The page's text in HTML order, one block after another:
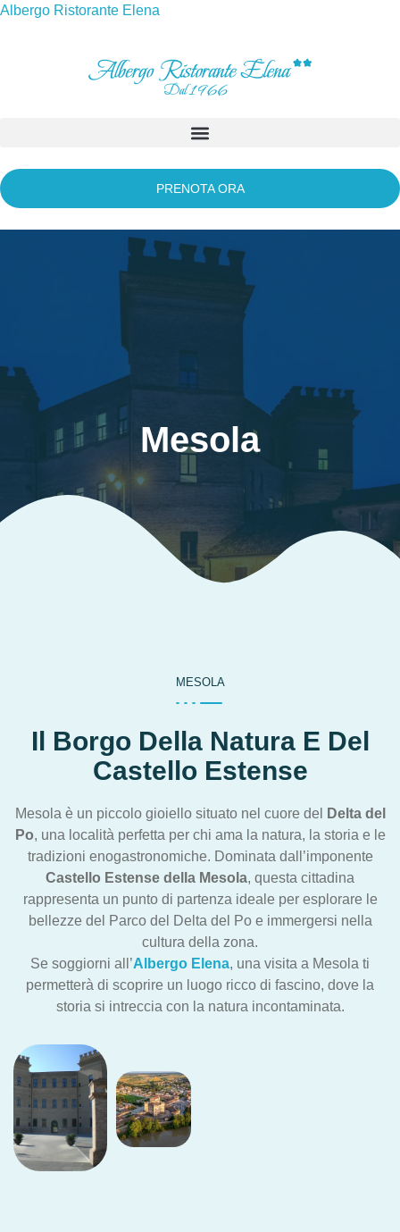
Albergo Ristorante Elena
PRENOTA ORA
Mesola
MESOLA
Il Borgo Della Natura E Del
Castello Estense
Mesola è un piccolo gioiello situato nel cuore del
Delta del
Po, una località perfetta per chi ama la natura, la storia e le
tradizioni enogastronomiche. Dominata dall’imponente
Castello Estense della Mesola, questa cittadina
rappresenta un punto di partenza ideale per esplorare le
bellezze del Parco del Delta del Po e immergersi nella
cultura della zona.
Se soggiorni all’Albergo Elena, una visita a Mesola ti
permetterà di scoprire un luogo ricco di fascino, dove la
storia si intreccia con la natura incontaminata.